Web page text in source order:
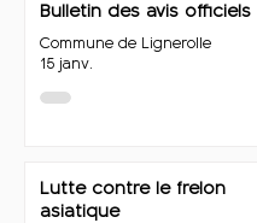
Bulletin des avis officiels
Commune de Lignerolle
15 janv.
Lutte contre le frelon
asiatique